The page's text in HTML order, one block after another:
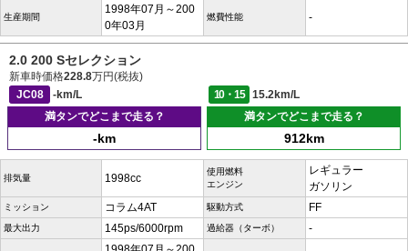
生産期間
1998年07月～200
0年03月
燃費性能 -
2.0 200 Sセレクション
新車時価格228.8万円(税抜)
JC08
-km/L 10・15
15.2km/L
満タンでどこまで走る？
-km
満タンでどこまで走る？
912km
排気量 1998cc
使用燃料
エンジン
レギュラー
ガソリン
ミッション コラム4AT 駆動方式 FF
最大出力 145ps/6000rpm 過給器（ターボ） -